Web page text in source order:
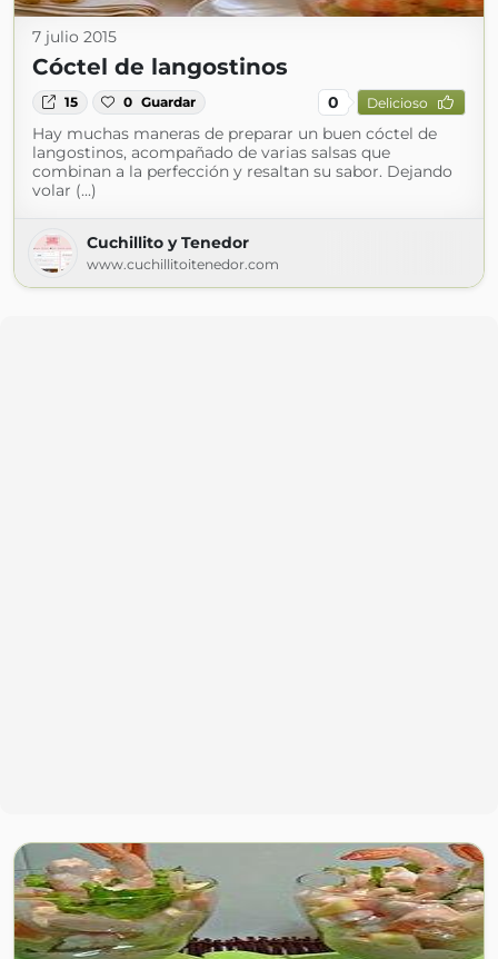
7 julio 2015
Cóctel de langostinos
15 0 Guardar 0 Delicioso
Hay muchas maneras de preparar un buen cóctel de
langostinos, acompañado de varias salsas que
combinan a la perfección y resaltan su sabor. Dejando
volar (...)
Cuchillito y Tenedor
www.cuchillitoitenedor.com